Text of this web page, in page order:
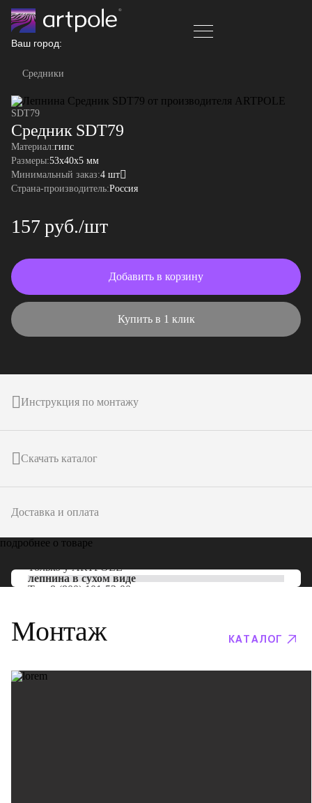
Ваш город:
Средники
SDT79
Средник SDT79
Материал:гипс
Размеры:53x40x5 мм
Минимальный заказ:4 шт
Страна-производитель:Россия
157 руб./шт
Добавить в корзину
Купить в 1 клик
Инструкция по монтажу
Скачать каталог
Доставка и оплата
подробнее о товаре
Только уARTPOLE
лепнина в сухом виде
Тел: 8 (800) 101-53-00
Монтаж КАТАЛОГ